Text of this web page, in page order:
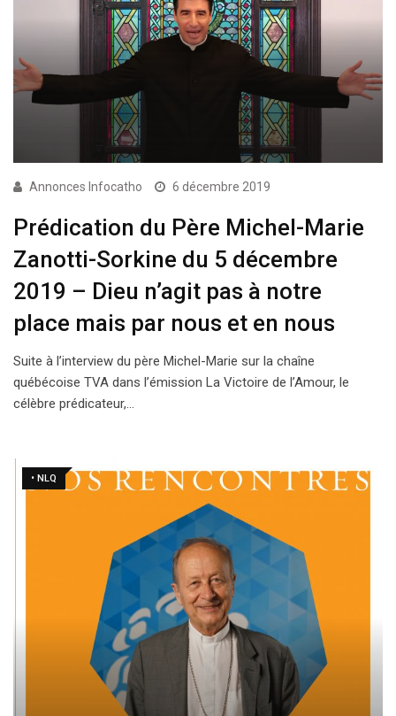
Annonces Infocatho 6 décembre 2019
Prédication du Père Michel-Marie
Zanotti-Sorkine du 5 décembre
2019 – Dieu n’agit pas à notre
place mais par nous et en nous
Suite à l’interview du père Michel-Marie sur la chaîne
québécoise TVA dans l’émission La Victoire de l’Amour, le
célèbre prédicateur,…
• NLQ